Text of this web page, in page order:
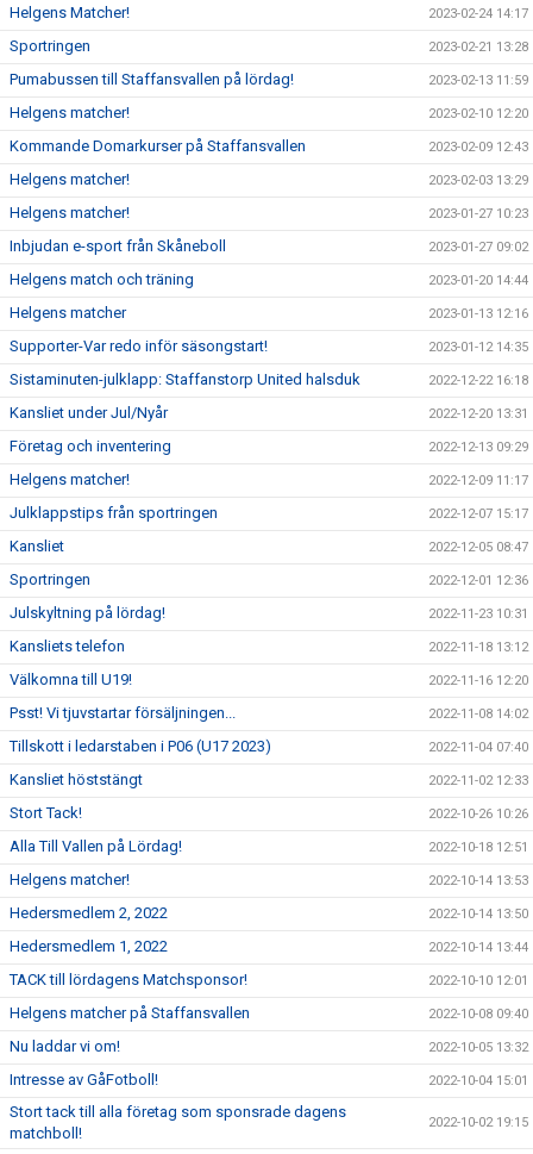
Helgens Matcher! 2023-02-24 14:17
Sportringen 2023-02-21 13:28
Pumabussen till Staffansvallen på lördag! 2023-02-13 11:59
Helgens matcher! 2023-02-10 12:20
Kommande Domarkurser på Staffansvallen 2023-02-09 12:43
Helgens matcher! 2023-02-03 13:29
Helgens matcher! 2023-01-27 10:23
Inbjudan e-sport från Skåneboll 2023-01-27 09:02
Helgens match och träning 2023-01-20 14:44
Helgens matcher 2023-01-13 12:16
Supporter-Var redo inför säsongstart! 2023-01-12 14:35
Sistaminuten-julklapp: Staffanstorp United halsduk 2022-12-22 16:18
Kansliet under Jul/Nyår 2022-12-20 13:31
Företag och inventering 2022-12-13 09:29
Helgens matcher! 2022-12-09 11:17
Julklappstips från sportringen 2022-12-07 15:17
Kansliet 2022-12-05 08:47
Sportringen 2022-12-01 12:36
Julskyltning på lördag! 2022-11-23 10:31
Kansliets telefon 2022-11-18 13:12
Välkomna till U19! 2022-11-16 12:20
Psst! Vi tjuvstartar försäljningen... 2022-11-08 14:02
Tillskott i ledarstaben i P06 (U17 2023) 2022-11-04 07:40
Kansliet höststängt 2022-11-02 12:33
Stort Tack! 2022-10-26 10:26
Alla Till Vallen på Lördag! 2022-10-18 12:51
Helgens matcher! 2022-10-14 13:53
Hedersmedlem 2, 2022 2022-10-14 13:50
Hedersmedlem 1, 2022 2022-10-14 13:44
TACK till lördagens Matchsponsor! 2022-10-10 12:01
Helgens matcher på Staffansvallen 2022-10-08 09:40
Nu laddar vi om! 2022-10-05 13:32
Intresse av GåFotboll! 2022-10-04 15:01
Stort tack till alla företag som sponsrade dagens
matchboll!
2022-10-02 19:15